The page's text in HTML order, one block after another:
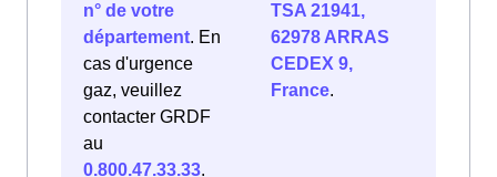
n° de votre
département. En
cas d'urgence
gaz, veuillez
contacter GRDF
au
0.800.47.33.33.
TSA 21941,
62978 ARRAS
CEDEX 9,
France.